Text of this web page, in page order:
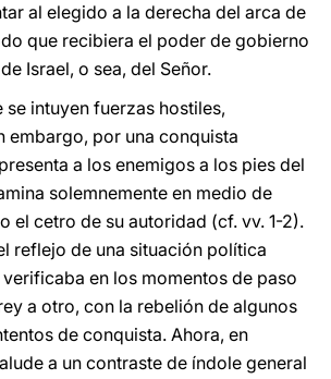
al elegido a la derecha del arca de
que recibiera el poder de gobierno
Israel, o sea, del Señor.
se intuyen fuerzas hostiles,
embargo, por una conquista
a los enemigos a los pies del
solemnemente en medio de
el cetro de su autoridad (cf. vv. 1-2).
reflejo de una situación política
en los momentos de paso
a otro, con la rebelión de algunos
de conquista. Ahora, en
a un contraste de índole general